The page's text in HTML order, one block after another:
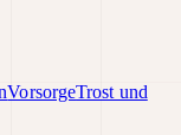
VorsorgeTrost und